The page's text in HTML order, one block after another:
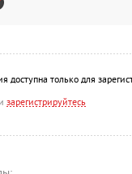
доступна только для
зарегистрируйтесь